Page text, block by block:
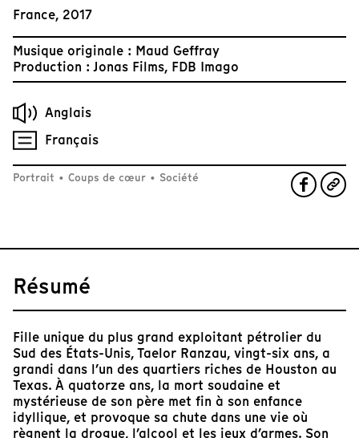
France, 2017
Musique originale : Maud Geffray
Production : Jonas Films, FDB Imago
Anglais
Français
Portrait • Coups de cœur • Société
Résumé
Fille unique du plus grand exploitant pétrolier du
Sud des États-Unis, Taelor Ranzau, vingt-six ans, a
grandi dans l’un des quartiers riches de Houston au
Texas. À quatorze ans, la mort soudaine et
mystérieuse de son père met fin à son enfance
idyllique, et provoque sa chute dans une vie où
règnent la drogue, l’alcool et les jeux d’armes. Son